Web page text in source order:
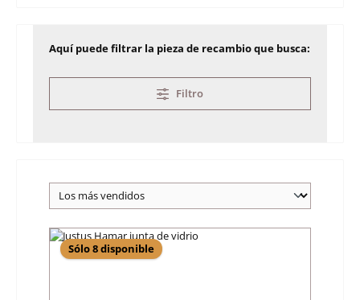
Aquí puede filtrar la pieza de recambio que busca:
Filtro
Sólo 8 disponible